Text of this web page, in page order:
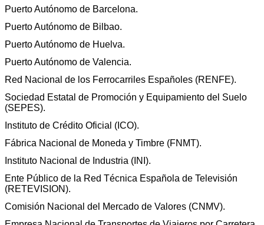
Puerto Autónomo de Barcelona.
Puerto Autónomo de Bilbao.
Puerto Autónomo de Huelva.
Puerto Autónomo de Valencia.
Red Nacional de los Ferrocarriles Españoles (RENFE).
Sociedad Estatal de Promoción y Equipamiento del Suelo
(SEPES).
Instituto de Crédito Oficial (ICO).
Fábrica Nacional de Moneda y Timbre (FNMT).
Instituto Nacional de Industria (INI).
Ente Público de la Red Técnica Española de Televisión
(RETEVISION).
Comisión Nacional del Mercado de Valores (CNMV).